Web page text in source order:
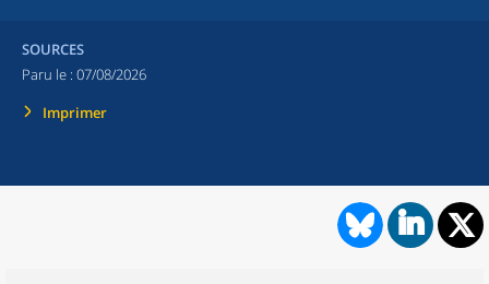
SOURCES
Paru le : 07/08/2026
Imprimer